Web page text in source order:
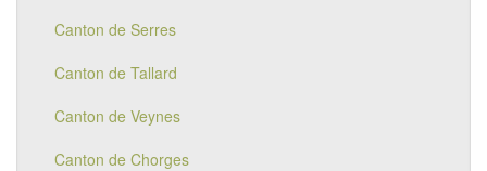
Canton de Serres
Canton de Tallard
Canton de Veynes
Canton de Chorges